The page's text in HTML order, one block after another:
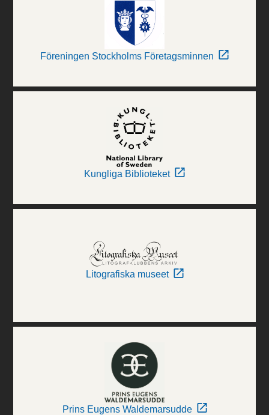
Föreningen Stockholms Företagsminnen
Kungliga Biblioteket
Litografiska museet
Prins Eugens Waldemarsudde